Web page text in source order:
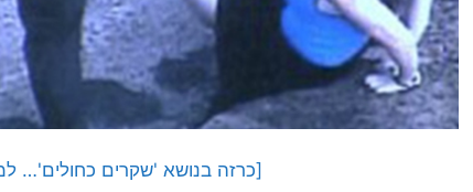
[כרזה בנושא 'שקרים כחולים'…